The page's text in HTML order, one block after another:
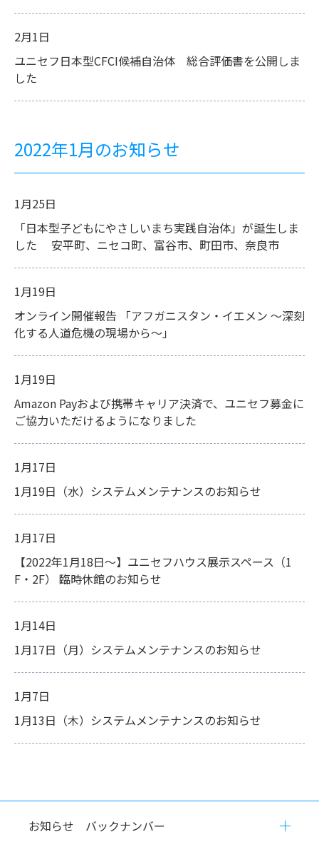
2月1日
ユニセフ日本型CFCI候補自治体 総合評価書を公開しま
した
2022年1月のお知らせ
1月25日
「日本型子どもにやさしいまち実践自治体」が誕生しま
した 安平町、ニセコ町、富谷市、町田市、奈良市
1月19日
オンライン開催報告 「アフガニスタン・イエメン ～深刻
化する人道危機の現場から～」
1月19日
Amazon Payおよび携帯キャリア決済で、ユニセフ募金に
ご協力いただけるようになりました
1月17日
1月19日（水）システムメンテナンスのお知らせ
1月17日
【2022年1月18日～】ユニセフハウス展示スペース（1
F・2F） 臨時休館のお知らせ
1月14日
1月17日（月）システムメンテナンスのお知らせ
1月7日
1月13日（木）システムメンテナンスのお知らせ
お知らせ バックナンバー